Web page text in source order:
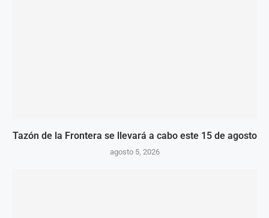
Tazón de la Frontera se llevará a cabo este 15 de agosto
agosto 5, 2026